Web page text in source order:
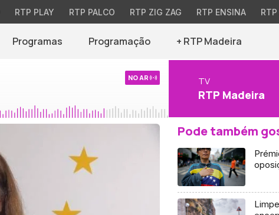
RTP PLAY RTP PALCO RTP ZIG ZAG RTP ENSINA
Programas Programação + RTP Madeira
NO AR TV
RTP Madeira
Pode também